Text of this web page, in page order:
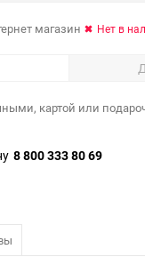
магазин Нет в
картой или
8 800 333 80 69